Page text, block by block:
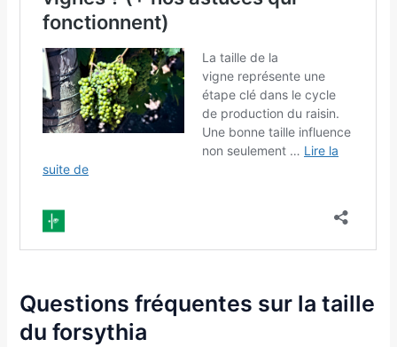
Questions fréquentes sur la taille
du forsythia